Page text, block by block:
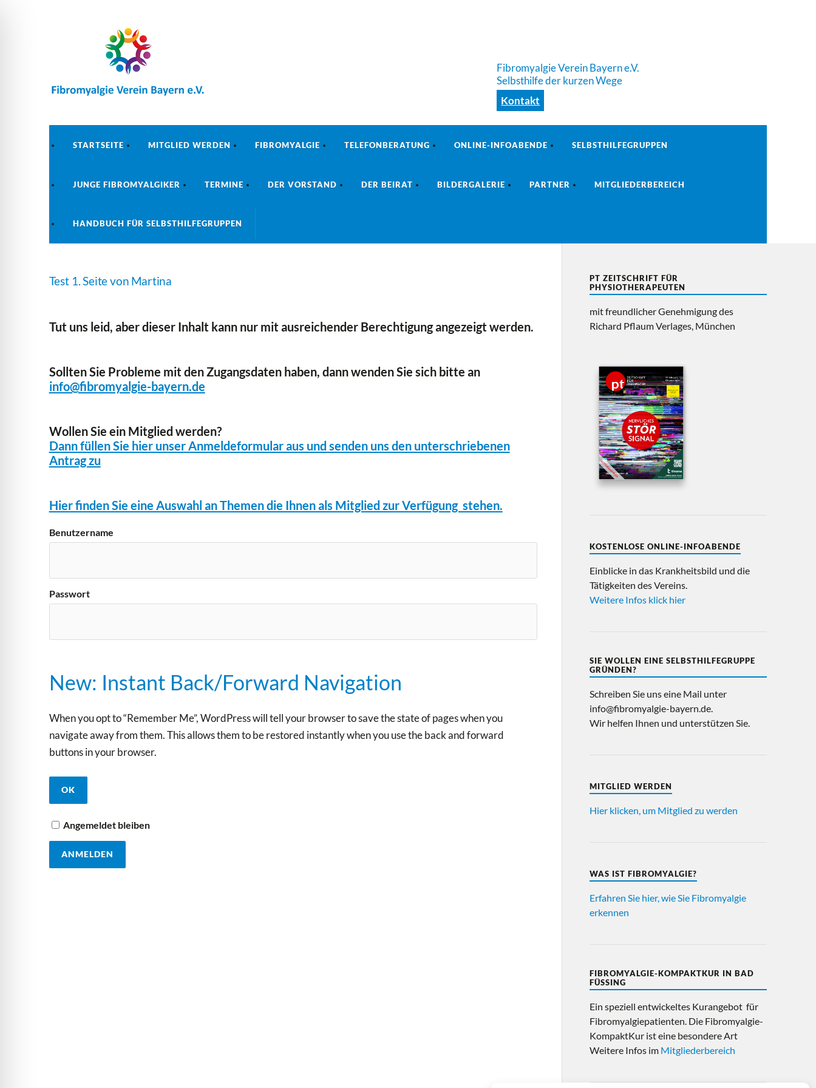
Fibromyalgie Verein Bayern e.V.
Selbsthilfe der kurzen Wege
Kontakt
STARTSEITE MITGLIED WERDEN FIBROMYALGIE TELEFONBERATUNG ONLINE-INFOABENDE SELBSTHILFEGRUPPEN
JUNGE FIBROMYALGIKER TERMINE DER VORSTAND DER BEIRAT BILDERGALERIE PARTNER MITGLIEDERBEREICH
HANDBUCH FÜR SELBSTHILFEGRUPPEN
Test 1. Seite von Martina
Tut uns leid, aber dieser Inhalt kann nur mit ausreichender Berechtigung angezeigt werden.
Sollten Sie Probleme mit den Zugangsdaten haben, dann wenden Sie sich bitte an
info@fibromyalgie-bayern.de
Wollen Sie ein Mitglied werden?
Dann füllen Sie hier unser Anmeldeformular aus und senden uns den unterschriebenen
Antrag zu
Hier finden Sie eine Auswahl an Themen die Ihnen als Mitglied zur Verfügung stehen.
Benutzername
Passwort
New: Instant Back/Forward Navigation
When you opt to “Remember Me”, WordPress will tell your browser to save the state of pages when you
navigate away from them. This allows them to be restored instantly when you use the back and forward
buttons in your browser.
OK
Angemeldet bleiben
ANMELDEN
PT ZEITSCHRIFT FÜR
PHYSIOTHERAPEUTEN
mit freundlicher Genehmigung des
Richard Pflaum Verlages, München
KOSTENLOSE ONLINE-INFOABENDE
Einblicke in das Krankheitsbild und die
Tätigkeiten des Vereins.
Weitere Infos klick hier
SIE WOLLEN EINE SELBSTHILFEGRUPPE
GRÜNDEN?
Schreiben Sie uns eine Mail unter
info@fibromyalgie-bayern.de.
Wir helfen Ihnen und unterstützen Sie.
MITGLIED WERDEN
Hier klicken, um Mitglied zu werden
WAS IST FIBROMYALGIE?
Erfahren Sie hier, wie Sie Fibromyalgie
erkennen
FIBROMYALGIE-KOMPAKTKUR IN BAD
FÜSSING
Ein speziell entwickeltes Kurangebot für
Fibromyalgiepatienten. Die Fibromyalgie-
KompaktKur ist eine besondere Art
Weitere Infos im Mitgliederbereich